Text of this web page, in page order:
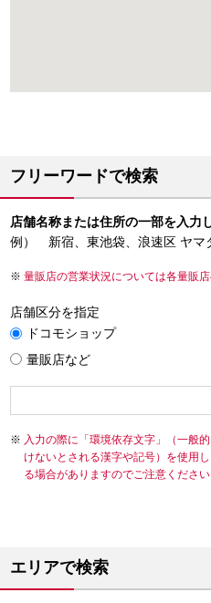
フリーワードで検索
店舗名称または住所の一部を入力
例） 新宿、東池袋、浪速区 ヤマ
量販店の営業状況については各量販店
店舗区分を指定
ドコモショップ
量販店など
入力の際に「環境依存文字」（一般
けないとされる漢字や記号）を使用
る場合がありますのでご注意ください
エリアで検索